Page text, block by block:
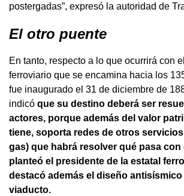
postergadas”, expresó la autoridad de
El otro puente
En tanto, respecto a lo que ocurrirá con
ferroviario que se encamina hacia los
fue inaugurado el 31 de diciembre de
indicó que su destino deberá ser
actores, porque además del valor
tiene, soporta redes de otros
gas) que habrá resolver qué pasa con
planteó el presidente de la estatal
destacó además el diseño
viaducto.